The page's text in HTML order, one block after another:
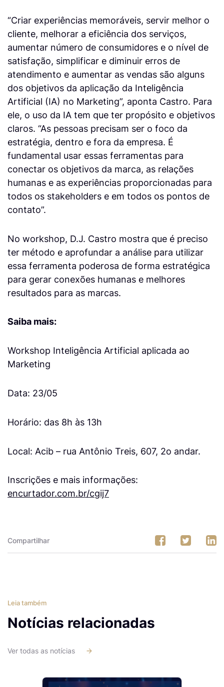
“Criar experiências memoráveis, servir melhor o
cliente, melhorar a eficiência dos serviços,
aumentar número de consumidores e o nível de
satisfação, simplificar e diminuir erros de
atendimento e aumentar as vendas são alguns
dos objetivos da aplicação da Inteligência
Artificial (IA) no Marketing”, aponta Castro. Para
ele, o uso da IA tem que ter propósito e objetivos
claros. “As pessoas precisam ser o foco da
estratégia, dentro e fora da empresa. É
fundamental usar essas ferramentas para
conectar os objetivos da marca, as relações
humanas e as experiências proporcionadas para
todos os stakeholders e em todos os pontos de
contato”.
No workshop, D.J. Castro mostra que é preciso
ter método e aprofundar a análise para utilizar
essa ferramenta poderosa de forma estratégica
para gerar conexões humanas e melhores
resultados para as marcas.
Saiba mais:
Workshop Inteligência Artificial aplicada ao
Marketing
Data: 23/05
Horário: das 8h às 13h
Local: Acib – rua Antônio Treis, 607, 2o andar.
Inscrições e mais informações:
encurtador.com.br/cgij7
Compartilhar
Leia também
Notícias relacionadas
Ver todas as notícias